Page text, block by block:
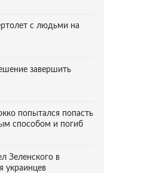
с людьми на
завершить
попытался попасть
способом и погиб
Зеленского в
украинцев